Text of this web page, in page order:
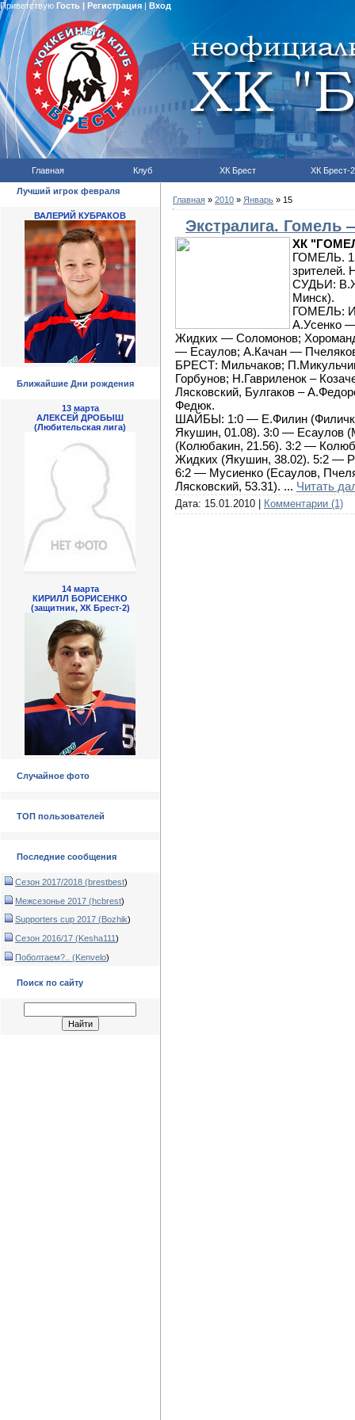
Приветствую Гость | Регистрация| Вход
Главная Клуб ХК Брест ХК Брест-2
Лучший игрок февраля
ВАЛЕРИЙ КУБРАКОВ
Ближайшие Дни рождения
13 марта
АЛЕКСЕЙ ДРОБЫШ
(Любительская лига)
14 марта
КИРИЛЛ БОРИСЕНКО
(защитник, ХК Брест-2)
Случайное фото
ТОП пользователей
Последние сообщения
Сезон 2017/2018 (brestbest)
Межсезонье 2017 (hcbrest)
Supporters cup 2017 (Bozhik)
Сезон 2016/17 (Kesha111)
Поболтаем?.. (Kenvelo)
Поиск по сайту
Главная » 2010 » Январь » 15
Экстралига. Гомель
ХК
ГОМЕЛЬ.
зрителей.
СУДЬИ:
Минск).
ГОМЕЛЬ:
А.Усенко
Жидких — Соломонов;
— Есаулов; А.Качан —
БРЕСТ: Мильчаков;
Горбунов; Н.Гавриленок –
Лясковский, Булгаков –
Федюк.
ШАЙБЫ: 1:0 — Е.Филин
Якушин, 01.08). 3:0 — Есаулов
(Колюбакин, 21.56). 3:2 —
Жидких (Якушин, 38.02). 5:2 —
6:2 — Мусиенко (Есаулов,
Лясковский, 53.31). ... Читать
Дата: 15.01.2010 | Комментарии (1)